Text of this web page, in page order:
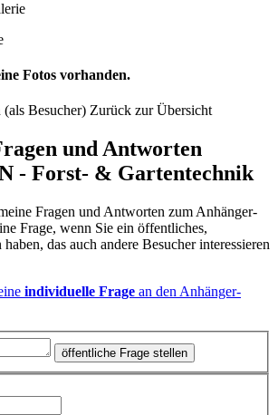
Fotos vorhanden.
Besucher) Zurück zur Übersicht
und Antworten
- Forst- & Gartentechnik
Fragen und Antworten zum Anhänger-
Frage, wenn Sie ein öffentliches,
das auch andere Besucher interessieren
individuelle Frage an den Anhänger-
öffentliche Frage stellen